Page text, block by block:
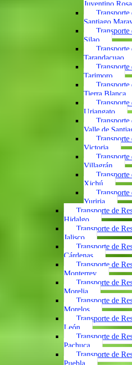
Juventino
Transporte
Santiago
Transporte
Silao
Transporte
Tarandacuao
Transporte
Tarimoro
Transporte
Tierra Blanca
Transporte
Uriangato
Transporte
Valle de
Transporte
Victoria
Transporte
Villagrán
Transporte
Xichú
Transporte
Yuriria
Transporte de
Hidalgo
Transporte de
Jalisco
Transporte de
Cárdenas
Transporte de
Monterrey
Transporte de
Morelia
Transporte de
Morelos
Transporte de
León
Transporte de
Pachuca
Transporte de
Puebla